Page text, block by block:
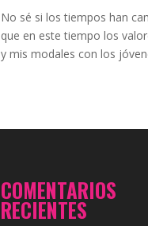
No sé si los tiempos han
que en este tiempo los
y mis modales con los
COMENTARIOS
RECIENTES